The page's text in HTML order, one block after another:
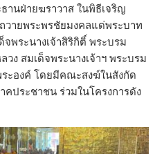
านฝ่ายฆราวาส ในพิธีเจริญ
ายพระพรชัยมงคลแด่พระบาท
จพระนางเจ้าสิริกิติ์ พระบรม
ง สมเด็จพระนางเจ้าฯ พระบรม
ะองค์ โดยมีคณะสงฆ์ในสังกัด
คประชาชน ร่วมในโครงการดัง